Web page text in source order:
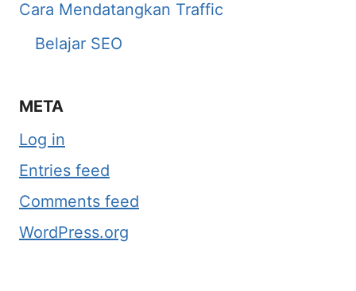
Cara Mendatangkan Traffic
Belajar SEO
META
Log in
Entries feed
Comments feed
WordPress.org